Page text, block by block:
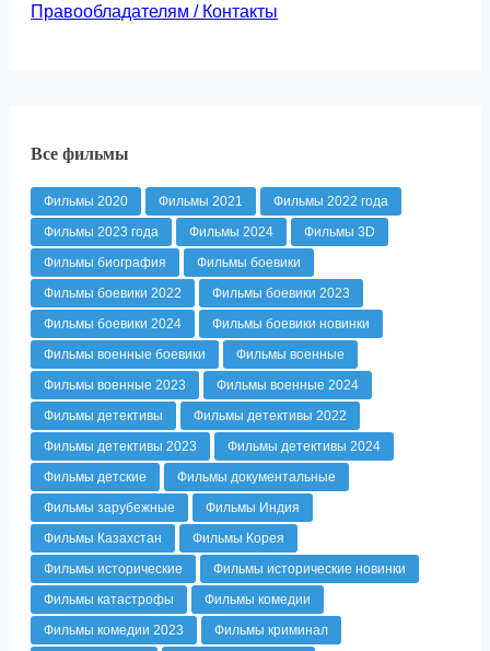
Правообладателям / Контакты
Все фильмы
Фильмы 2020 Фильмы 2021
Фильмы 2022 года
Фильмы 2023 года
Фильмы 2024
Фильмы 3D
Фильмы биография
Фильмы боевики
Фильмы боевики 2022
Фильмы боевики 2023
Фильмы боевики 2024
Фильмы боевики новинки
Фильмы военные боевики
Фильмы военные
Фильмы военные 2023
Фильмы военные 2024
Фильмы детективы
Фильмы детективы 2022
Фильмы детективы 2023
Фильмы детективы 2024
Фильмы детские
Фильмы документальные
Фильмы зарубежные
Фильмы Индия
Фильмы Казахстан
Фильмы Корея
Фильмы исторические
Фильмы исторические новинки
Фильмы катастрофы
Фильмы комедии
Фильмы комедии 2023
Фильмы криминал